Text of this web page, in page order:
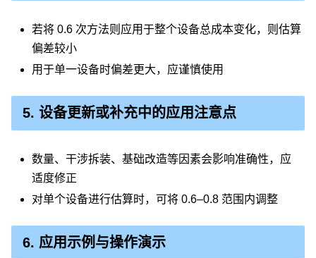
若将 0.6 次方法则应用于整个设备总成本变化，则估算
偏差较小
用于单一设备时偏差更大，应谨慎使用
5. 设备更新或补充中的应用注意点
数量、干涉拆装、基础改造等因素会影响准确性，应
适度修正
对单个设备进行估算时，可将 0.6–0.8 范围内调整
6. 应用示例与操作演示